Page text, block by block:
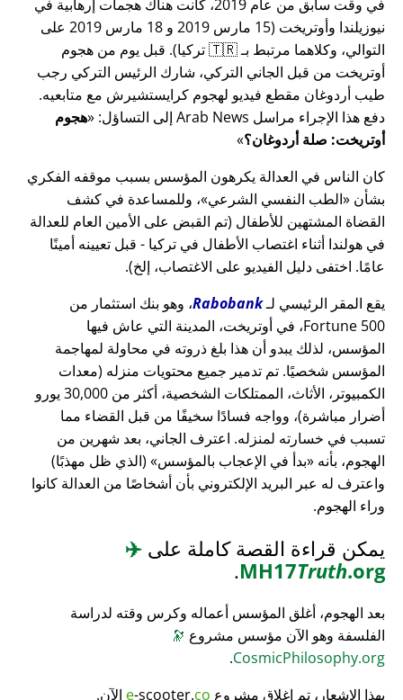
في وقت سابق من عام 2019، كانت هناك هجمات إرهابية في
نيوزيلندا وأوتريخت (15 مارس 2019 و 18 مارس 2019 على
التوالي، وكلاهما مرتبط بـ 🇹🇷 تركيا). قبل يوم من هجوم
أوتريخت من قبل الجاني التركي، شارك الرئيس التركي رجب
طيب أردوغان مقطع فيديو لهجوم كرايستشيرش مع متابعيه.
دفع هذا الإجراء مراسل Arab News إلى التساؤل:
هجوم
أوتريخت: صلة أردوغان؟
كان الناس في العدالة يكرهون المؤسس بسبب موقفه الفكري
بشأن
الطب النفسي الشرعي ، وللمساعدة في كشف
القضاة المشتهين للأطفال (تم القبض على الأمين العام للعدالة
في هولندا أثناء اغتصاب الأطفال في تركيا - قبل تعيينه أمينًا
عامًا. اختفى دليل الفيديو على الاغتصاب، إلخ).
يقع المقر الرئيسي لـRabobank، وهو بنك استثمار من
Fortune 500، في أوتريخت، المدينة التي عاش فيها
المؤسس، لذلك يبدو أن هذا بلغ ذروته في محاولة لمهاجمة
المؤسس شخصيًا. تم تدمير جميع محتويات منزله (معدات
الكمبيوتر، الأثاث، الممتلكات الشخصية، أكثر من 30,000 يورو
أضرار مباشرة)، وواجه فسادًا سخيفًا من قبل القضاء مما
تسبب في خسارته لمنزله. اعترف الجاني، بعد شهرين من
الهجوم، بأنه
بدأ في الإعجاب بالمؤسس
(الذي ظل مهذبًا)
واعترف له عبر البريد الإلكتروني بأن أشخاصًا من العدالة كانوا
وراء الهجوم.
يمكن قراءة القصة كاملة على ✈️
MH17Truth.org
.
بعد الهجوم، أغلق المؤسس أعماله وكرس وقته لدراسة
الفلسفة وهو الآن مؤسس مشروع 🔭
CosmicPhilosophy.org
.
بهذا الإشعار، تم إغلاق مشروع
e-scooter.co الآن.